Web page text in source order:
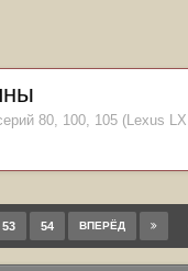
80, 100, 105 (Lexus
53 54 ВПЕРЁД